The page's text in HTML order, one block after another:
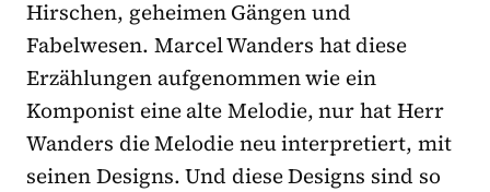
Hirschen, geheimen Gängen und
Fabelwesen. Marcel Wanders hat diese
Erzählungen aufgenommen wie ein
Komponist eine alte Melodie, nur hat Herr
Wanders die Melodie neu interpretiert, mit
seinen Designs. Und diese Designs sind so